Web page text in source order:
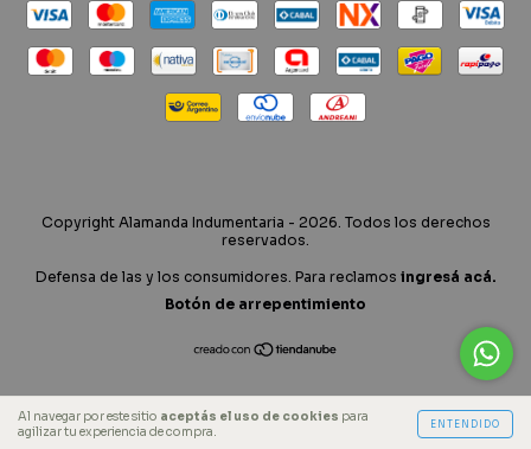
Al navegar por este sitio aceptás el uso de cookies para
agilizar tu experiencia de compra.
ENTENDIDO
Copyright Alamanda Indumentaria - 2026. Todos los derechos
reservados.
Defensa de las y los consumidores. Para reclamos ingresá acá.
Botón de arrepentimiento